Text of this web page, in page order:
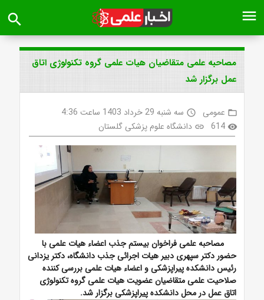
menu
search
مصاحبه علمی متقاضیان هیات علمی گروه تکنولوژی اتاق
عمل برگزار شد
folder_open عمومی access_time سه شنبه 29 خرداد 1403 ساعت 4:36
visibility
614
link دانشگاه علوم پزشکی گلستان
مصاحبه علمی فراخوان بیستم جذب اعضاء هیات علمی با
حضور دکتر سپهری دبیر هیات اجرائی جذب دانشگاه، دکتر یزدانی
رئیس دانشکده پیراپزشکی و اعضاء هیات علمی بررسی کننده
صلاحیت علمی متقاضیان عضویت هیات علمی گروه تکنولوژی
اتاق عمل در محل دانشکده پیراپزشکی برگزار شد.